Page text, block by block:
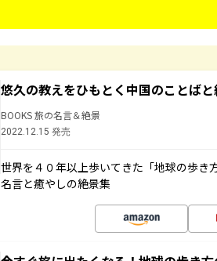
悠久の教えをひもとく中国のことばと
BOOKS 旅の名言＆絶景
2022.12.15 発売
世界を４０年以上歩いてきた「地球の歩き
名言と癒やしの絶景集